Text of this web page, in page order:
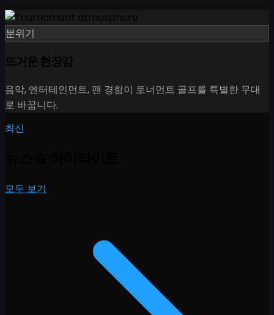
분위기
뜨거운 현장감
음악, 엔터테인먼트, 팬 경험이 토너먼트 골프를 특별한 무대
로 바꿉니다.
최신
모두 보기